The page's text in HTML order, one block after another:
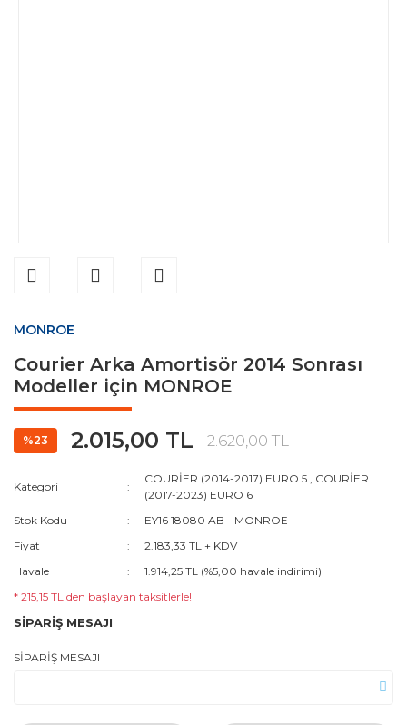
MONROE
Courier Arka Amortisör 2014 Sonrası
Modeller için MONROE
%23 2.015,00 TL 2.620,00 TL
Kategori
COURİER (2014-2017) EURO 5 , COURİER
(2017-2023) EURO 6
Stok Kodu
EY16 18080 AB - MONROE
Fiyat
2.183,33 TL + KDV
Havale
1.914,25 TL (%5,00 havale indirimi)
* 215,15 TL den başlayan taksitlerle!
SİPARİŞ MESAJI
SİPARİŞ MESAJI